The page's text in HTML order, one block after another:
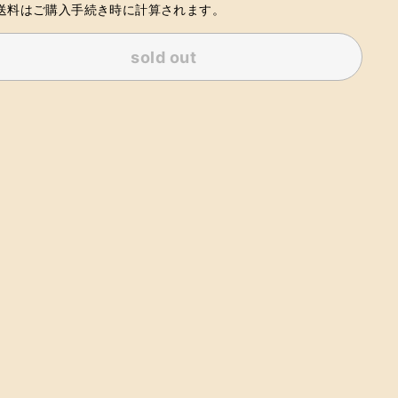
料はご購入手続き時に計算されます。
sold out